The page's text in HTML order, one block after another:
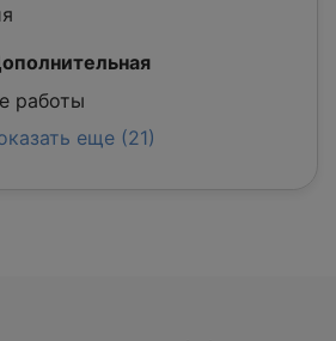
работы
еще (21)